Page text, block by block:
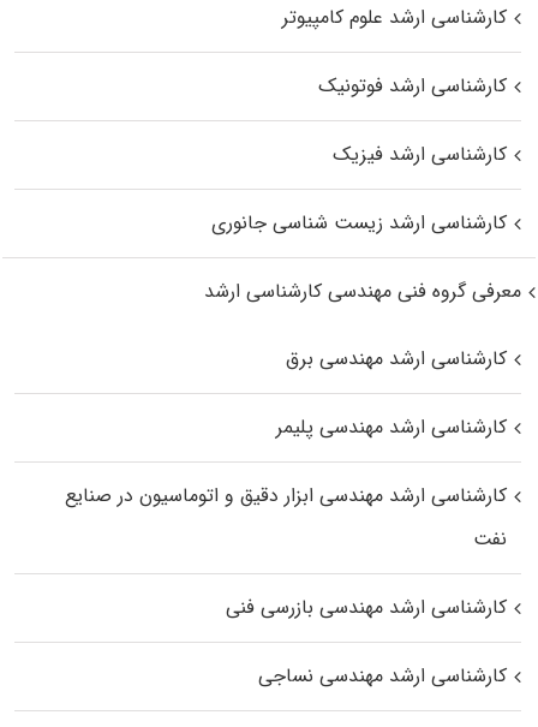
کارشناسی ارشد علوم کامپیوتر
کارشناسی ارشد فوتونیک
کارشناسی ارشد فیزیک
کارشناسی ارشد زیست‌ شناسی جانوری
معرفی گروه فنی مهندسی کارشناسی ارشد
کارشناسی ارشد مهندسی برق
کارشناسی ارشد مهندسی پلیمر
کارشناسی ارشد مهندسی ابزار دقیق و اتوماسیون در صنایع
نفت
کارشناسی ارشد مهندسی بازرسی فنی
کارشناسی ارشد مهندسی نساجی